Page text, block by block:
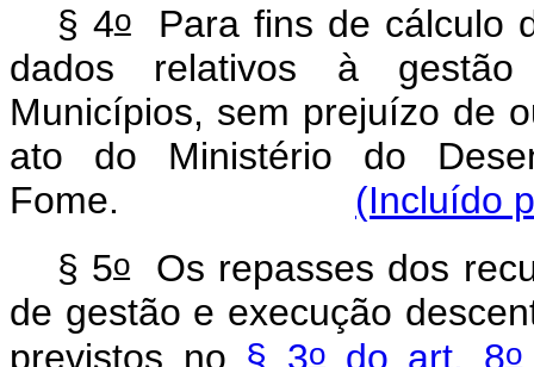
§ 4oPara fins de cálculo
dados relativos à gestão
Municípios, sem prejuízo de
ato do Ministério do
Fome. (Incluído
§ 5oOs repasses dos
de gestão e execução
previstos no § 3odo art. 8o